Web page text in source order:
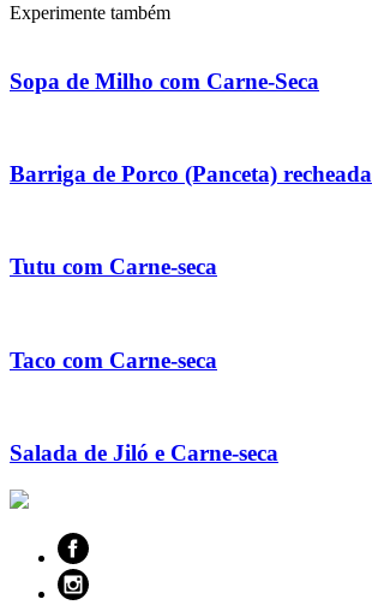
Experimente também
Sopa de Milho com Carne-Seca
Barriga de Porco (Panceta) recheada
Tutu com Carne-seca
Taco com Carne-seca
Salada de Jiló e Carne-seca